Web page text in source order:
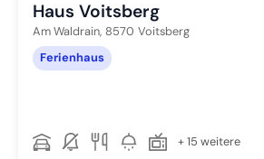
Haus Voitsberg
Am Waldrain, 8570 Voitsberg
Ferienhaus
+ 15 weitere